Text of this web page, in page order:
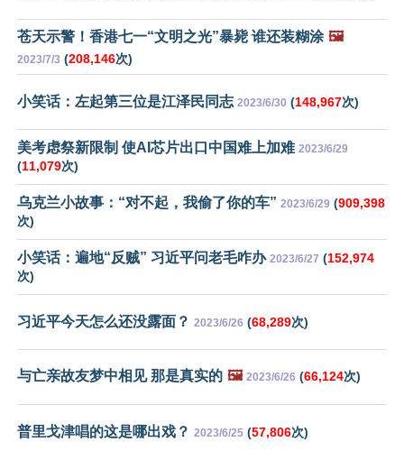
苍天示警！香港七一“文明之光”暴毙 谁还装糊涂 🖼️
2023/7/3 (208,146次)
小笑话：左起第三位是江泽民同志 2023/6/30 (148,967次)
美考虑祭新限制 使AI芯片出口中国难上加难 2023/6/29
(11,079次)
乌克兰小故事：“对不起，我偷了你的车” 2023/6/29 (909,398
次)
小笑话：遍地“反贼” 习近平问老毛咋办 2023/6/27 (152,974
次)
习近平今天怎么还没露面？ 2023/6/26 (68,289次)
与亡亲故友梦中相见 那是真实的 🖼️ 2023/6/26 (66,124次)
普里戈津唱的这是哪出戏？ 2023/6/25 (57,806次)